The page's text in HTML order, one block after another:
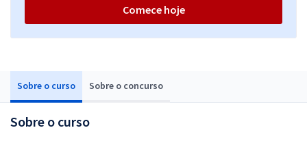
Sobre o curso Sobre o concurso
Sobre o curso
Comece hoje